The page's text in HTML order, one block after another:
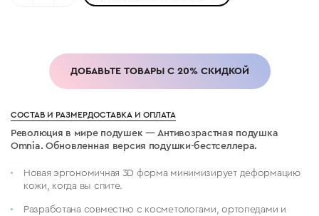
Революция в мире подушек — Антивозрастная подушка
Omnia. Обновленная версия подушки-бестселлера.
Новая эргономичная 3D форма минимизирует деформацию
кожи, когда вы спите.
Разработана совместно с косметологами, ортопедами и
СОСТАВ И РАЗМЕРДОСТАВКА И ОПЛАТА
ДОБАВЬТЕ ТОВАРЫ С 20% СКИДКОЙ